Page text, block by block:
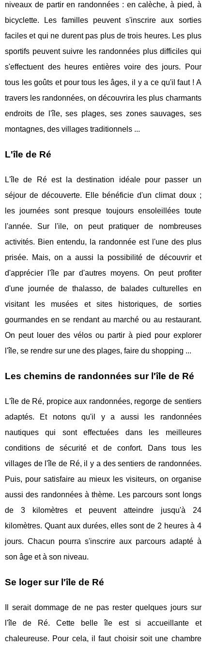
niveaux de partir en randonnées : en calèche, à pied, à
bicyclette. Les familles peuvent s'inscrire aux sorties
faciles et qui ne durent pas plus de trois heures. Les plus
sportifs peuvent suivre les randonnées plus difficiles qui
s'effectuent des heures entières voire des jours. Pour
tous les goûts et pour tous les âges, il y a ce qu'il faut ! A
travers les randonnées, on découvrira les plus charmants
endroits de l'île, ses plages, ses zones sauvages, ses
montagnes, des villages traditionnels ...
L'île de Ré
L'île de Ré est la destination idéale pour passer un
séjour de découverte. Elle bénéficie d'un climat doux ;
les journées sont presque toujours ensoleillées toute
l'année. Sur l'ile, on peut pratiquer de nombreuses
activités. Bien entendu, la randonnée est l'une des plus
prisée. Mais, on a aussi la possibilité de découvrir et
d'apprécier l'île par d'autres moyens. On peut profiter
d'une journée de thalasso, de balades culturelles en
visitant les musées et sites historiques, de sorties
gourmandes en se rendant au marché ou au restaurant.
On peut louer des vélos ou partir à pied pour explorer
l'île, se rendre sur une des plages, faire du shopping ...
Les chemins de randonnées sur l'île de Ré
L'île de Ré, propice aux randonnées, regorge de sentiers
adaptés. Et notons qu'il y a aussi les randonnées
nautiques qui sont effectuées dans les meilleures
conditions de sécurité et de confort. Dans tous les
villages de l'île de Ré, il y a des sentiers de randonnées.
Puis, pour satisfaire au mieux les visiteurs, on organise
aussi des randonnées à thème. Les parcours sont longs
de 3 kilomètres et peuvent atteindre jusqu'à 24
kilomètres. Quant aux durées, elles sont de 2 heures à 4
jours. Chacun pourra s'inscrire aux parcours adapté à
son âge et à son niveau.
Se loger sur l'île de Ré
Il serait dommage de ne pas rester quelques jours sur
l'île de Ré. Cette belle île est si accueillante et
chaleureuse. Pour cela, il faut choisir soit une chambre